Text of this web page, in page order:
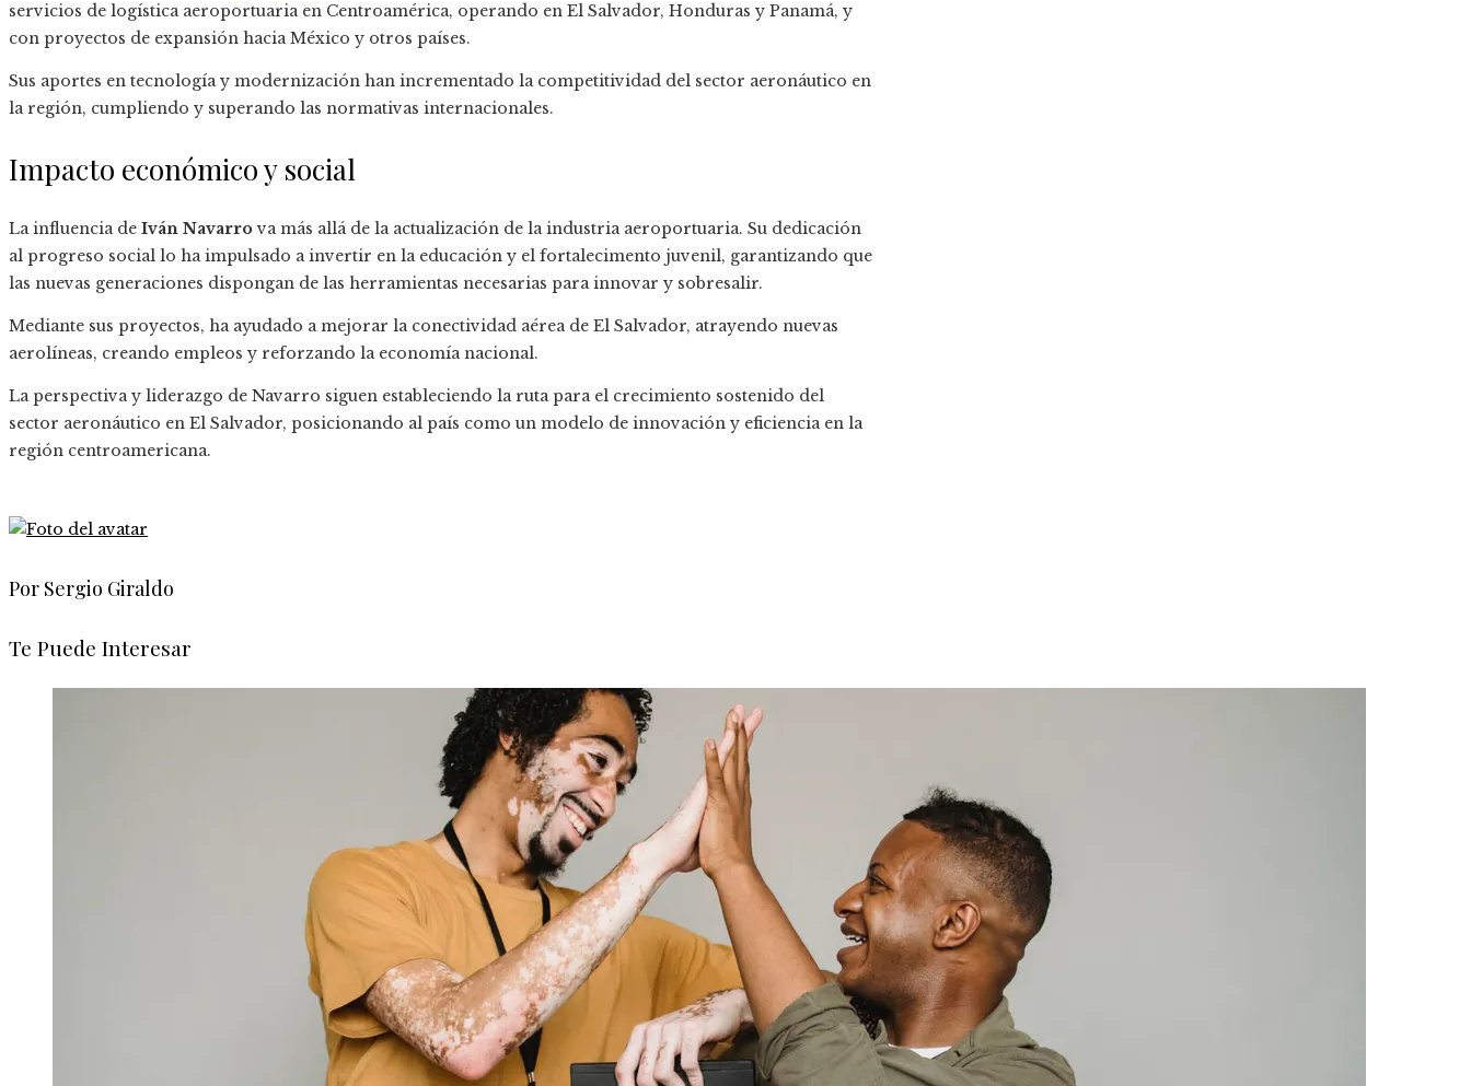
servicios de logística aeroportuaria en Centroamérica, operando en El Salvador, Honduras y Panamá, y
con proyectos de expansión hacia México y otros países.
Sus aportes en tecnología y modernización han incrementado la competitividad del sector aeronáutico en
la región, cumpliendo y superando las normativas internacionales.
Impacto económico y social
La influencia de Iván Navarrova más allá de la actualización de la industria aeroportuaria. Su dedicación
al progreso social lo ha impulsado a invertir en la educación y el fortalecimento juvenil, garantizando que
las nuevas generaciones dispongan de las herramientas necesarias para innovar y sobresalir.
Mediante sus proyectos, ha ayudado a mejorar la conectividad aérea de El Salvador, atrayendo nuevas
aerolíneas, creando empleos y reforzando la economía nacional.
La perspectiva y liderazgo de Navarro siguen estableciendo la ruta para el crecimiento sostenido del
sector aeronáutico en El Salvador, posicionando al país como un modelo de innovación y eficiencia en la
región centroamericana.
Por Sergio Giraldo
Te Puede Interesar